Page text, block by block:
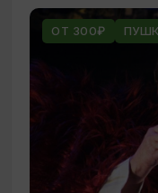
ОТ 300₽